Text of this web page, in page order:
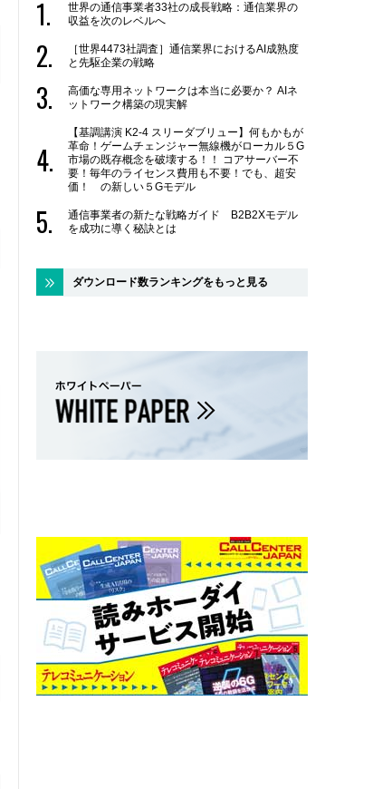
世界の通信事業者33社の成長戦略：通信業界の
収益を次のレベルへ
［世界4473社調査］通信業界におけるAI成熟度
と先駆企業の戦略
高価な専用ネットワークは本当に必要か？ AIネ
ットワーク構築の現実解
【基調講演 K2-4 スリーダブリュー】何もかもが
革命！ゲームチェンジャー無線機がローカル５G
市場の既存概念を破壊する！！ コアサーバー不
要！毎年のライセンス費用も不要！でも、超安
価！ の新しい５Gモデル
通信事業者の新たな戦略ガイド B2B2Xモデル
を成功に導く秘訣とは
ダウンロード数ランキングをもっと見る